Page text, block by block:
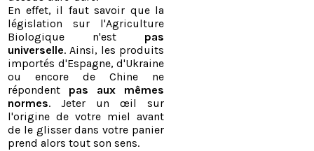
En effet, il faut savoir que la
législation sur l'Agriculture
Biologique n'est
pas
universelle. Ainsi, les produits
importés d'Espagne, d'Ukraine
ou encore de Chine ne
répondent
pas aux mêmes
normes. Jeter un œil sur
l'origine de votre miel avant
de le glisser dans votre panier
prend alors tout son sens.